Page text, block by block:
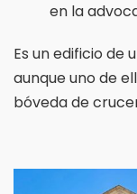
en la
Es un edificio de
aunque uno de
bóveda de